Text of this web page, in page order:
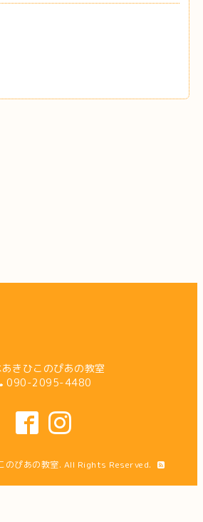
きひこのぴあの教室
090-2095-4480
のぴあの教室. All Rights Reserved.